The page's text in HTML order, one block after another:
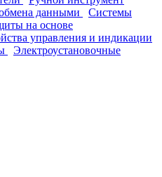
данными
Системы
на основе
управления и индикации
Электроустановочные